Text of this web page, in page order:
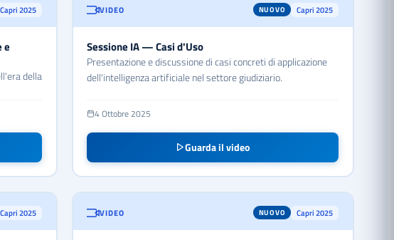
Capri 2025
e
della
VIDEO NUOVO Capri 2025
Sessione IA — Casi d'Uso
Presentazione e discussione di casi concreti di applicazione
dell'intelligenza artificiale nel settore giudiziario.
4 Ottobre 2025
Guarda il video
Capri 2025 VIDEO NUOVO Capri 2025